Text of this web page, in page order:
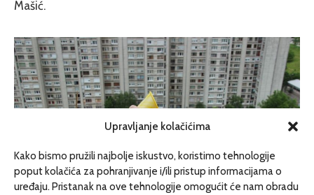
Upravljanje kolačićima
Kako bismo pružili najbolje iskustvo, koristimo tehnologije
poput kolačića za pohranjivanje i/ili pristup informacijama o
uređaju. Pristanak na ove tehnologije omogućit će nam obradu
Mašić.